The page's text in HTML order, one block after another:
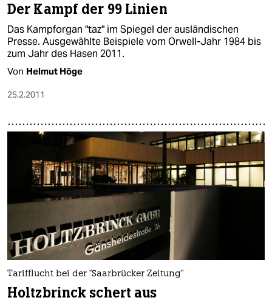
Der Kampf der 99 Linien
Das Kampforgan "taz" im Spiegel der ausländischen
Presse. Ausgewählte Beispiele vom Orwell-Jahr 1984 bis
zum Jahr des Hasen 2011.
Von Helmut Höge
25.2.2011
Tarifflucht bei der "Saarbrücker Zeitung"
Holtzbrinck schert aus